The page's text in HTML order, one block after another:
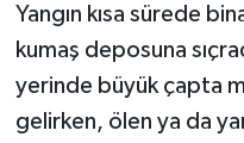
Yangın kısa sürede
kumaş deposuna
yerinde büyük çapta
gelirken, ölen ya da